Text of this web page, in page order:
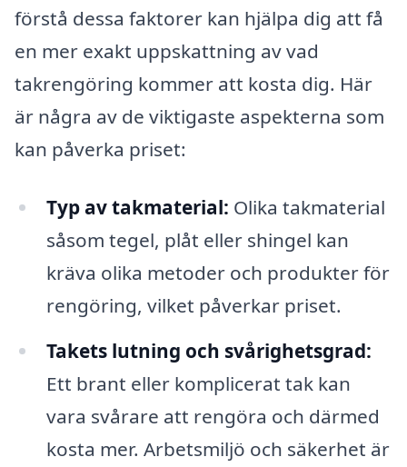
förstå dessa faktorer kan hjälpa dig att få
en mer exakt uppskattning av vad
takrengöring kommer att kosta dig. Här
är några av de viktigaste aspekterna som
kan påverka priset:
Typ av takmaterial: Olika takmaterial
såsom tegel, plåt eller shingel kan
kräva olika metoder och produkter för
rengöring, vilket påverkar priset.
Takets lutning och svårighetsgrad:
Ett brant eller komplicerat tak kan
vara svårare att rengöra och därmed
kosta mer. Arbetsmiljö och säkerhet är